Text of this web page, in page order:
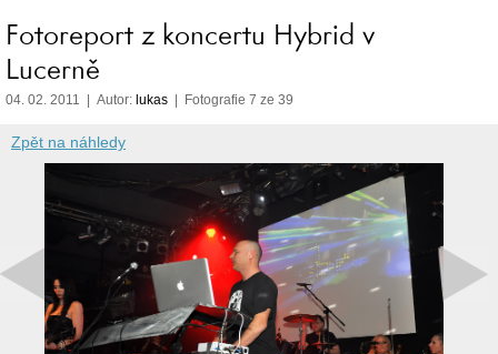
Fotoreport z koncertu Hybrid v
Lucerně
04. 02. 2011 | Autor: lukas | Fotografie 7 ze 39
Zpět na náhledy